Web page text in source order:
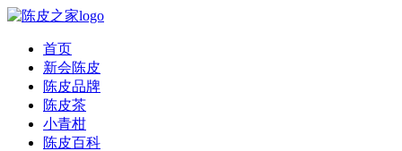
首页
新会陈皮
陈皮品牌
陈皮茶
小青柑
陈皮百科